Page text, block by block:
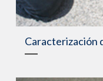
Caracterización